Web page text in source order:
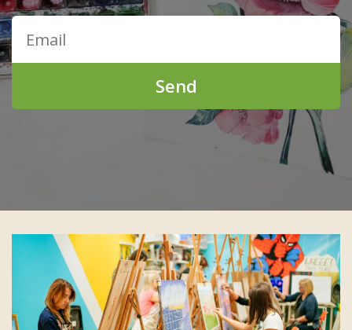
Send